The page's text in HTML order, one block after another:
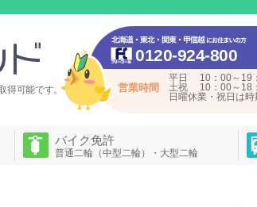
得可能です。
0120-924-800
営業時間
平日 10：00～19
土祝 10：00～18
日曜休業・祝日は
バイク免許
普通二輪（中型二輪）・大型二輪